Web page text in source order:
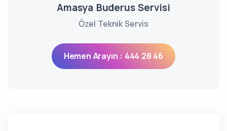
Amasya Buderus Servisi
Özel Teknik Servis
Hemen Arayın : 444 28 46